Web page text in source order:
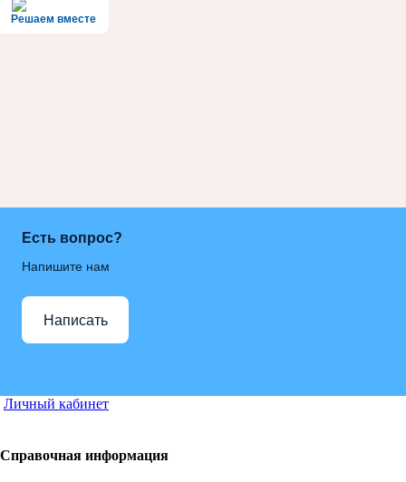
Решаем вместе
Есть вопрос?
Напишите нам
Написать
Личный кабинет
Справочная информация